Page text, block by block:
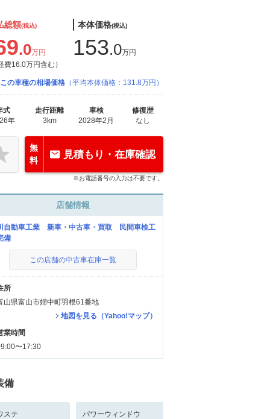
総額(税込)
.0万円
費16.0万円含む）
本体価格(税込)
153.0万円
この車種の相場価格 （平均本体価格：131.8万円）
式
年
走行距離
3km
車検
2028年2月
修復歴
なし
無
料
見積もり・在庫確認
※お電話番号の入力は不要です。
店舗情報
自動車工業 新車・中古車・買取 民間車検工
備
この店舗の中古車在庫一覧
所
山県富山市婦中町羽根61番地
地図を見る（Yahoo!マップ）
業時間
〜17:30
備
ステ パワーウィンドウ